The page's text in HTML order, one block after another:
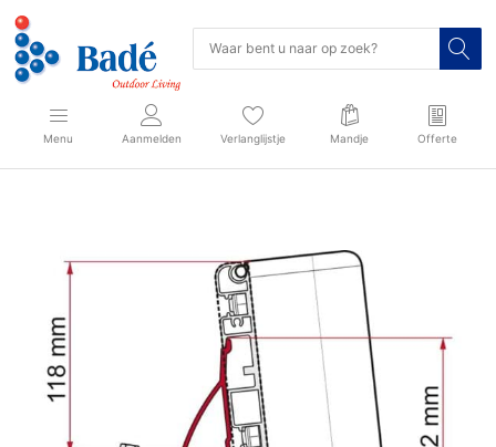
Menu Aanmelden Verlanglijstje Mandje Offerte